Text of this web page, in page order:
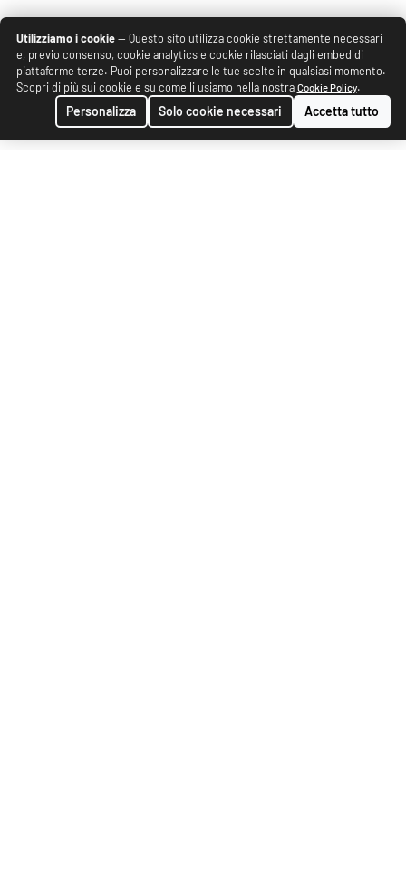
Utilizziamo i cookie— Questo sito utilizza cookie strettamente necessari
e, previo consenso, cookie analytics e cookie rilasciati dagli embed di
piattaforme terze. Puoi personalizzare le tue scelte in qualsiasi momento.
Scopri di più sui cookie e su come li usiamo nella nostra Cookie Policy.
Personalizza Solo cookie necessari Accetta tutto